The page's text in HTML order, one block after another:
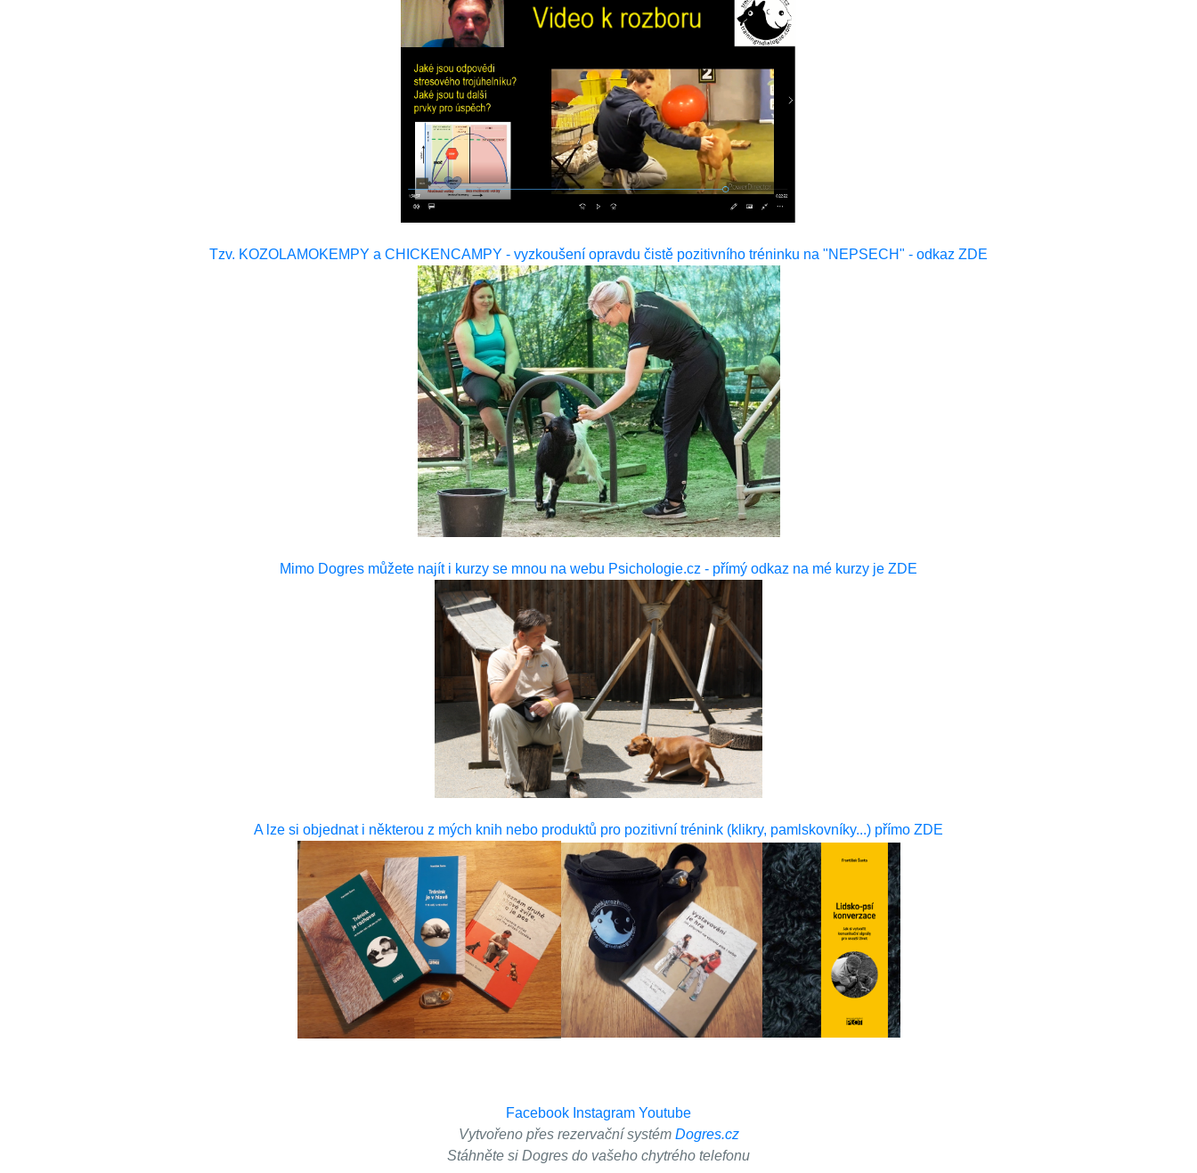
Tzv. KOZOLAMOKEMPY a CHICKENCAMPY - vyzkoušení opravdu čistě pozitivního tréninku na "NEPSECH" - odkaz ZDE
Mimo Dogres můžete najít i kurzy se mnou na webu Psichologie.cz - přímý odkaz na mé kurzy je ZDE
A lze si objednat i některou z mých knih nebo produktů pro pozitivní trénink (klikry, pamlskovníky...) přímo ZDE
Facebook Instagram Youtube
Vytvořeno přes rezervační systém Dogres.cz
Stáhněte si Dogres do vašeho chytrého telefonu